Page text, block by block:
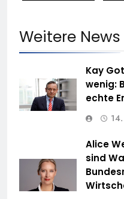
Weitere News
Kay
wenig:
echte
Alice
sind